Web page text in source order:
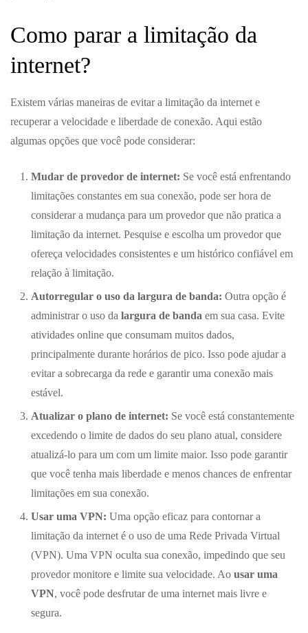
Como parar a limitação da
internet?
Existem várias maneiras de evitar a limitação da internet e
recuperar a velocidade e liberdade de conexão. Aqui estão
algumas opções que você pode considerar:
Mudar de provedor de internet: Se você está enfrentando
limitações constantes em sua conexão, pode ser hora de
considerar a mudança para um provedor que não pratica a
limitação da internet. Pesquise e escolha um provedor que
ofereça velocidades consistentes e um histórico confiável em
relação à limitação.
Autorregular o uso da largura de banda: Outra opção é
administrar o uso da largura de banda em sua casa. Evite
atividades online que consumam muitos dados,
principalmente durante horários de pico. Isso pode ajudar a
evitar a sobrecarga da rede e garantir uma conexão mais
estável.
Atualizar o plano de internet: Se você está constantemente
excedendo o limite de dados do seu plano atual, considere
atualizá-lo para um com um limite maior. Isso pode garantir
que você tenha mais liberdade e menos chances de enfrentar
limitações em sua conexão.
Usar uma VPN: Uma opção eficaz para contornar a
limitação da internet é o uso de uma Rede Privada Virtual
(VPN). Uma VPN oculta sua conexão, impedindo que seu
provedor monitore e limite sua velocidade. Ao usar uma
VPN, você pode desfrutar de uma internet mais livre e
segura.